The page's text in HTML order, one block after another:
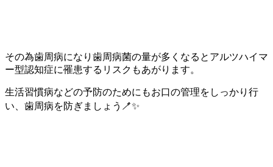
その為歯周病になり歯周病菌の量が多くなるとアルツハイマ
ー型認知症に罹患するリスクもあがります。
生活習慣病などの予防のためにもお口の管理をしっかり行
い、歯周病を防ぎましょう🪥✨